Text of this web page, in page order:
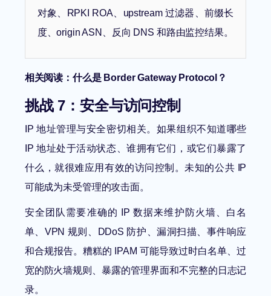
对象、RPKI ROA、upstream 过滤器、前缀长
度、origin ASN、反向 DNS 和路由监控结果。
相关阅读： 什么是 Border Gateway Protocol？
挑战 7：安全与访问控制
IP 地址管理与安全密切相关。如果组织不知道哪些
IP 地址处于活动状态、谁拥有它们，或它们暴露了
什么，就很难应用有效的访问控制。未知的公共 IP
可能成为未受管理的攻击面。
安全团队需要准确的 IP 数据来维护防火墙、白名
单、VPN 规则、DDoS 防护、漏洞扫描、事件响应
和合规报告。糟糕的 IPAM 可能导致过时白名单、过
宽的防火墙规则、暴露的管理界面和不完整的日志记
录。